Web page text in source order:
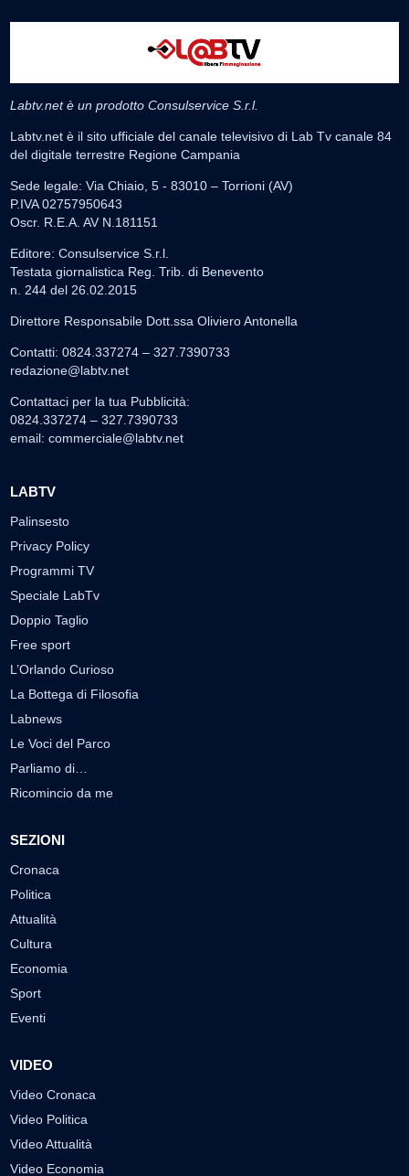
Labtv.net è un prodotto Consulservice S.r.l.
Labtv.net è il sito ufficiale del canale televisivo di Lab Tv canale 84
del digitale terrestre Regione Campania
Sede legale: Via Chiaio, 5 - 83010 – Torrioni (AV)
P.IVA 02757950643
Oscr. R.E.A. AV N.181151
Editore: Consulservice S.r.l.
Testata giornalistica Reg. Trib. di Benevento
n. 244 del 26.02.2015
Direttore Responsabile Dott.ssa Oliviero Antonella
Contatti: 0824.337274 – 327.7390733
redazione@labtv.net
Contattaci per la tua Pubblicità:
0824.337274 – 327.7390733
email: commerciale@labtv.net
LABTV
Palinsesto
Privacy Policy
Programmi TV
Speciale LabTv
Doppio Taglio
Free sport
L’Orlando Curioso
La Bottega di Filosofia
Labnews
Le Voci del Parco
Parliamo di…
Ricomincio da me
SEZIONI
Cronaca
Politica
Attualità
Cultura
Economia
Sport
Eventi
VIDEO
Video Cronaca
Video Politica
Video Attualità
Video Economia